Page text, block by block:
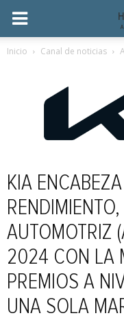
Inicio Canal de noticias
KIA
AUTOMOTRIZ
2024 CON LA
PREMIOS A
UNA SOLA